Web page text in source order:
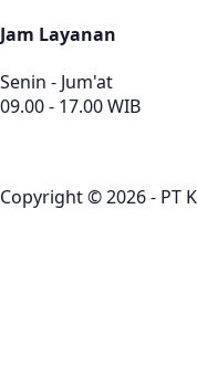
Jam Layanan
Senin - Jum'at
09.00 - 17.00 WIB
Copyright © 2026 - PT